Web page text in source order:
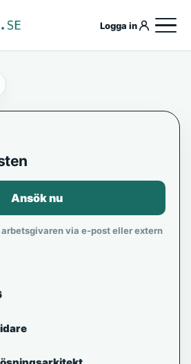
Logga in
Ansök nu
via e-post eller extern